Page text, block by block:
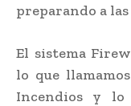
preparando a
El sistema
lo que
Incendios y lo